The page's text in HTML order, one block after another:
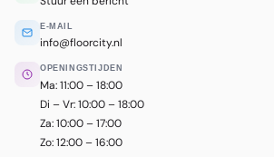
E-MAIL
info@floorcity.nl
OPENINGSTIJDEN
Ma: 11:00 – 18:00
Di – Vr: 10:00 – 18:00
Za: 10:00 – 17:00
Zo: 12:00 – 16:00